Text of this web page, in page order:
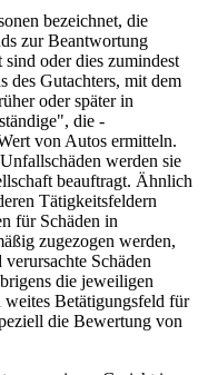
bezeichnet, die
zur Beantwortung
oder dies zumindest
des Gutachters, mit dem
oder später in
die -
von Autos ermitteln.
werden sie
beauftragt. Ähnlich
Tätigkeits­feldern
für Schäden in
zugezogen werden,
Schäden
die jeweiligen
weites Betätigungsfeld für
die Bewertung von